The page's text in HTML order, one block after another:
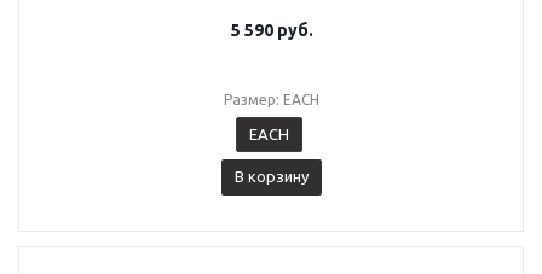
5 590руб.
Размер: EACH
EACH
В корзину